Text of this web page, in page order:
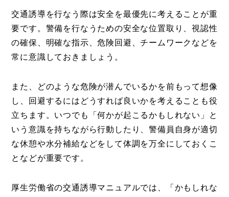
交通誘導を行なう際は安全を最優先に考えることが重
要です。警備を行なうための安全な位置取り、視認性
の確保、明確な指示、危険回避、チームワークなどを
常に意識しておきましょう。
また、どのような危険が潜んでいるかを前もって想像
し、回避するにはどうすれば良いかを考えることも役
立ちます。いつでも「何かが起こるかもしれない」と
いう意識を持ちながら行動したり、警備員自身が適切
な休憩や水分補給などをして体調を万全にしておくこ
となどが重要です。
厚生労働省の交通誘導マニュアルでは、「かもしれな